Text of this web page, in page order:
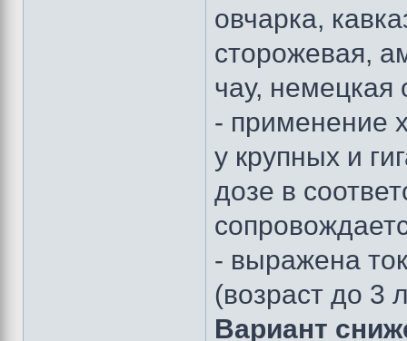
овчарка,
сторожевая,
чау, немецкая
- применение
у крупных и
дозе в
- выражена
(возраст до 3
Вариант